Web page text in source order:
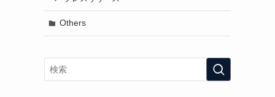
Others